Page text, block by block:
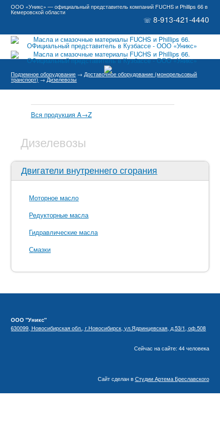
ООО «Уникс» — официальный представитель компаний FUCHS и Phillips 66 в
Кемеровской области
☏ 8-913-421-4440
Подземное оборудование → Доставочное оборудование (монорельсовый
транспорт)→Дизелевозы
Вся продукция A→Z
Дизелевозы
Двигатели внутреннего сгорания
Моторное масло
Редукторные масла
Гидравлические масла
Смазки
ООО "Уникс"
630099, Новосибирская обл., г.Новосибирск, ул.Ядринцевская, д.53/1, оф.508
Сейчас на сайте: 44 человека
Сайт сделан вСтудии Артема Бреславского